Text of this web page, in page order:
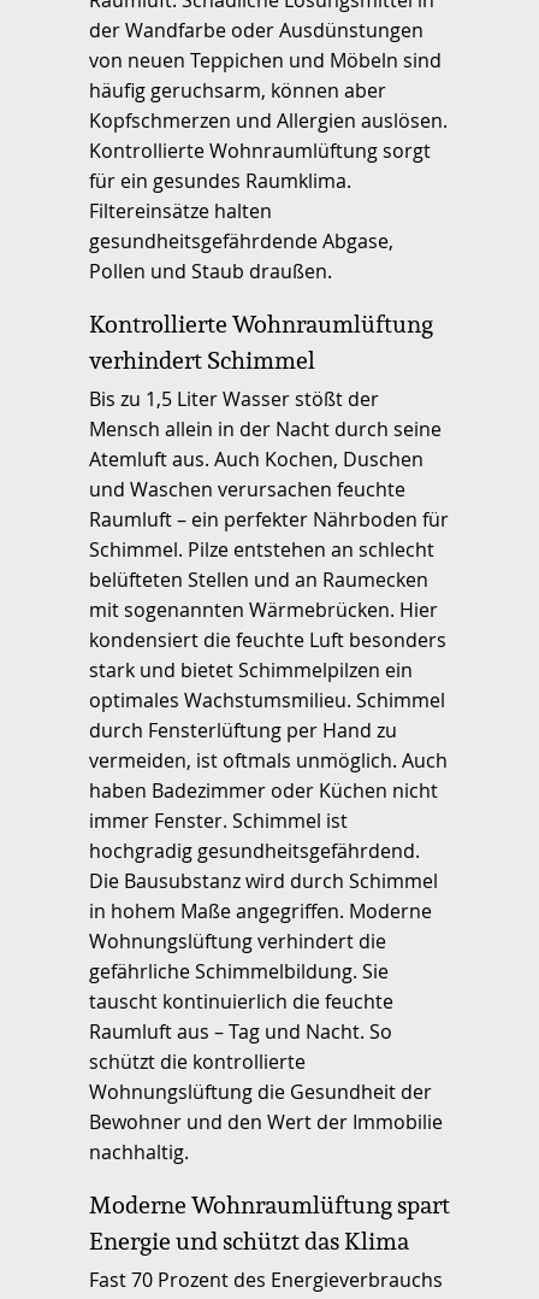
der Wandfarbe oder Ausdünstungen
von neuen Teppichen und Möbeln sind
häufig geruchsarm, können aber
Kopfschmerzen und Allergien auslösen.
Kontrollierte Wohnraumlüftung sorgt
für ein gesundes Raumklima.
Filtereinsätze halten
gesundheitsgefährdende Abgase,
Pollen und Staub draußen.
Kontrollierte Wohnraumlüftung
verhindert Schimmel
Bis zu 1,5 Liter Wasser stößt der
Mensch allein in der Nacht durch seine
Atemluft aus. Auch Kochen, Duschen
und Waschen verursachen feuchte
Raumluft – ein perfekter Nährboden für
Schimmel. Pilze entstehen an schlecht
belüfteten Stellen und an Raumecken
mit sogenannten Wärmebrücken. Hier
kondensiert die feuchte Luft besonders
stark und bietet Schimmelpilzen ein
optimales Wachstumsmilieu. Schimmel
durch Fensterlüftung per Hand zu
vermeiden, ist oftmals unmöglich. Auch
haben Badezimmer oder Küchen nicht
immer Fenster. Schimmel ist
hochgradig gesundheitsgefährdend.
Die Bausubstanz wird durch Schimmel
in hohem Maße angegriffen. Moderne
Wohnungslüftung verhindert die
gefährliche Schimmelbildung. Sie
tauscht kontinuierlich die feuchte
Raumluft aus – Tag und Nacht. So
schützt die kontrollierte
Wohnungslüftung die Gesundheit der
Bewohner und den Wert der Immobilie
nachhaltig.
Moderne Wohnraumlüftung spart
Energie und schützt das Klima
Fast 70 Prozent des Energieverbrauchs